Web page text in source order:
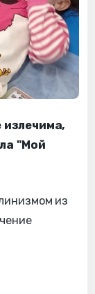
излечима,
"Мой